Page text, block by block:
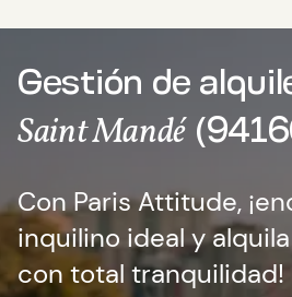
Gestión de
Saint Mandé
Con Paris Attitude,
inquilino ideal y
con total tranquilidad!